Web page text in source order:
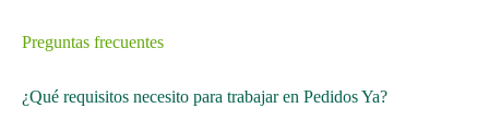
Preguntas frecuentes
¿Qué requisitos necesito para trabajar en Pedidos Ya?